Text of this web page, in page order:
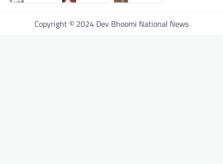
Copyright © 2024 Dev Bhoomi National News